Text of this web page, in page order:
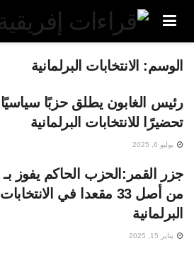
الوسم: الانتخابات البرلمانية
رئيس الغابون يطلق حزبًا سياسيًا
تحضيرًا للانتخابات البرلمانية
يوليو 6, 2025
من أصل 33 مقعدا في الانتخابات
البرلمانية
يناير 15, 2025